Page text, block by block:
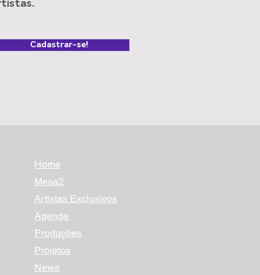
Cadastrar-se!
Home
Mesa2
Artistas Exclusivos
Agenda
Produções
Projetos
News